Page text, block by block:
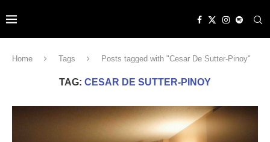
Home Tags Posts tagged with "Cesar De Sutter-Pinoy"
TAG: CESAR DE SUTTER-PINOY